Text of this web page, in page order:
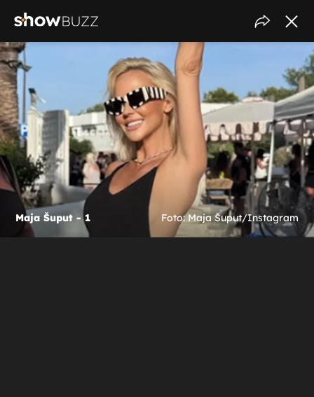
Maja Šuput - 1 Foto: Maja Šuput/Instagram